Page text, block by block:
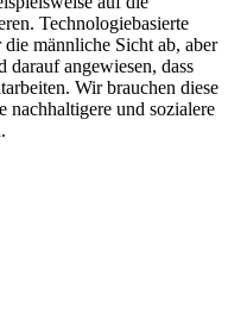
Technologiebasierte
männliche Sicht ab, aber
darauf angewiesen, dass
Wir brauchen diese
nachhaltigere und sozialere